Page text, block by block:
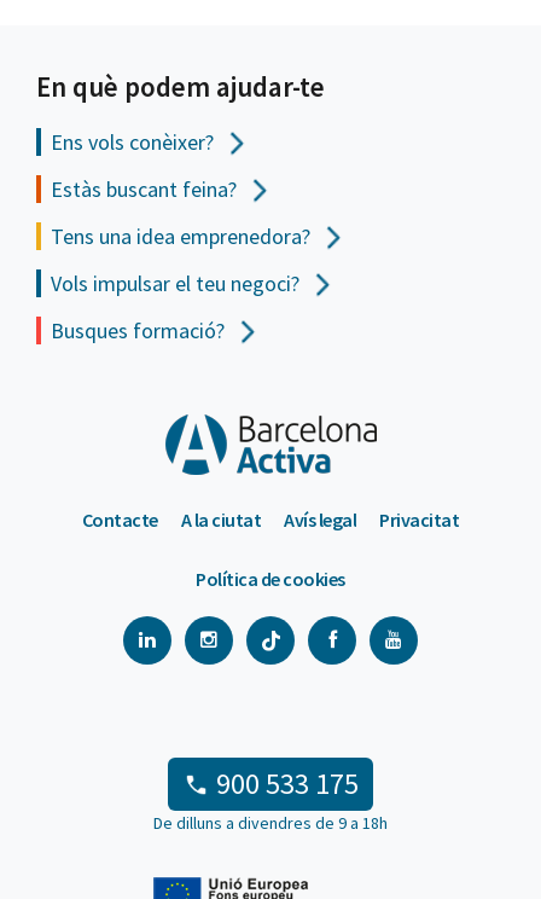
En què podem ajudar-te
Ens vols conèixer?
Estàs buscant feina?
Tens una idea emprenedora?
Vols impulsar el teu negoci?
Busques formació?
Contacte A la ciutat Avís legal Privacitat
Política de cookies
900 533 175
De dilluns a divendres de 9 a 18h